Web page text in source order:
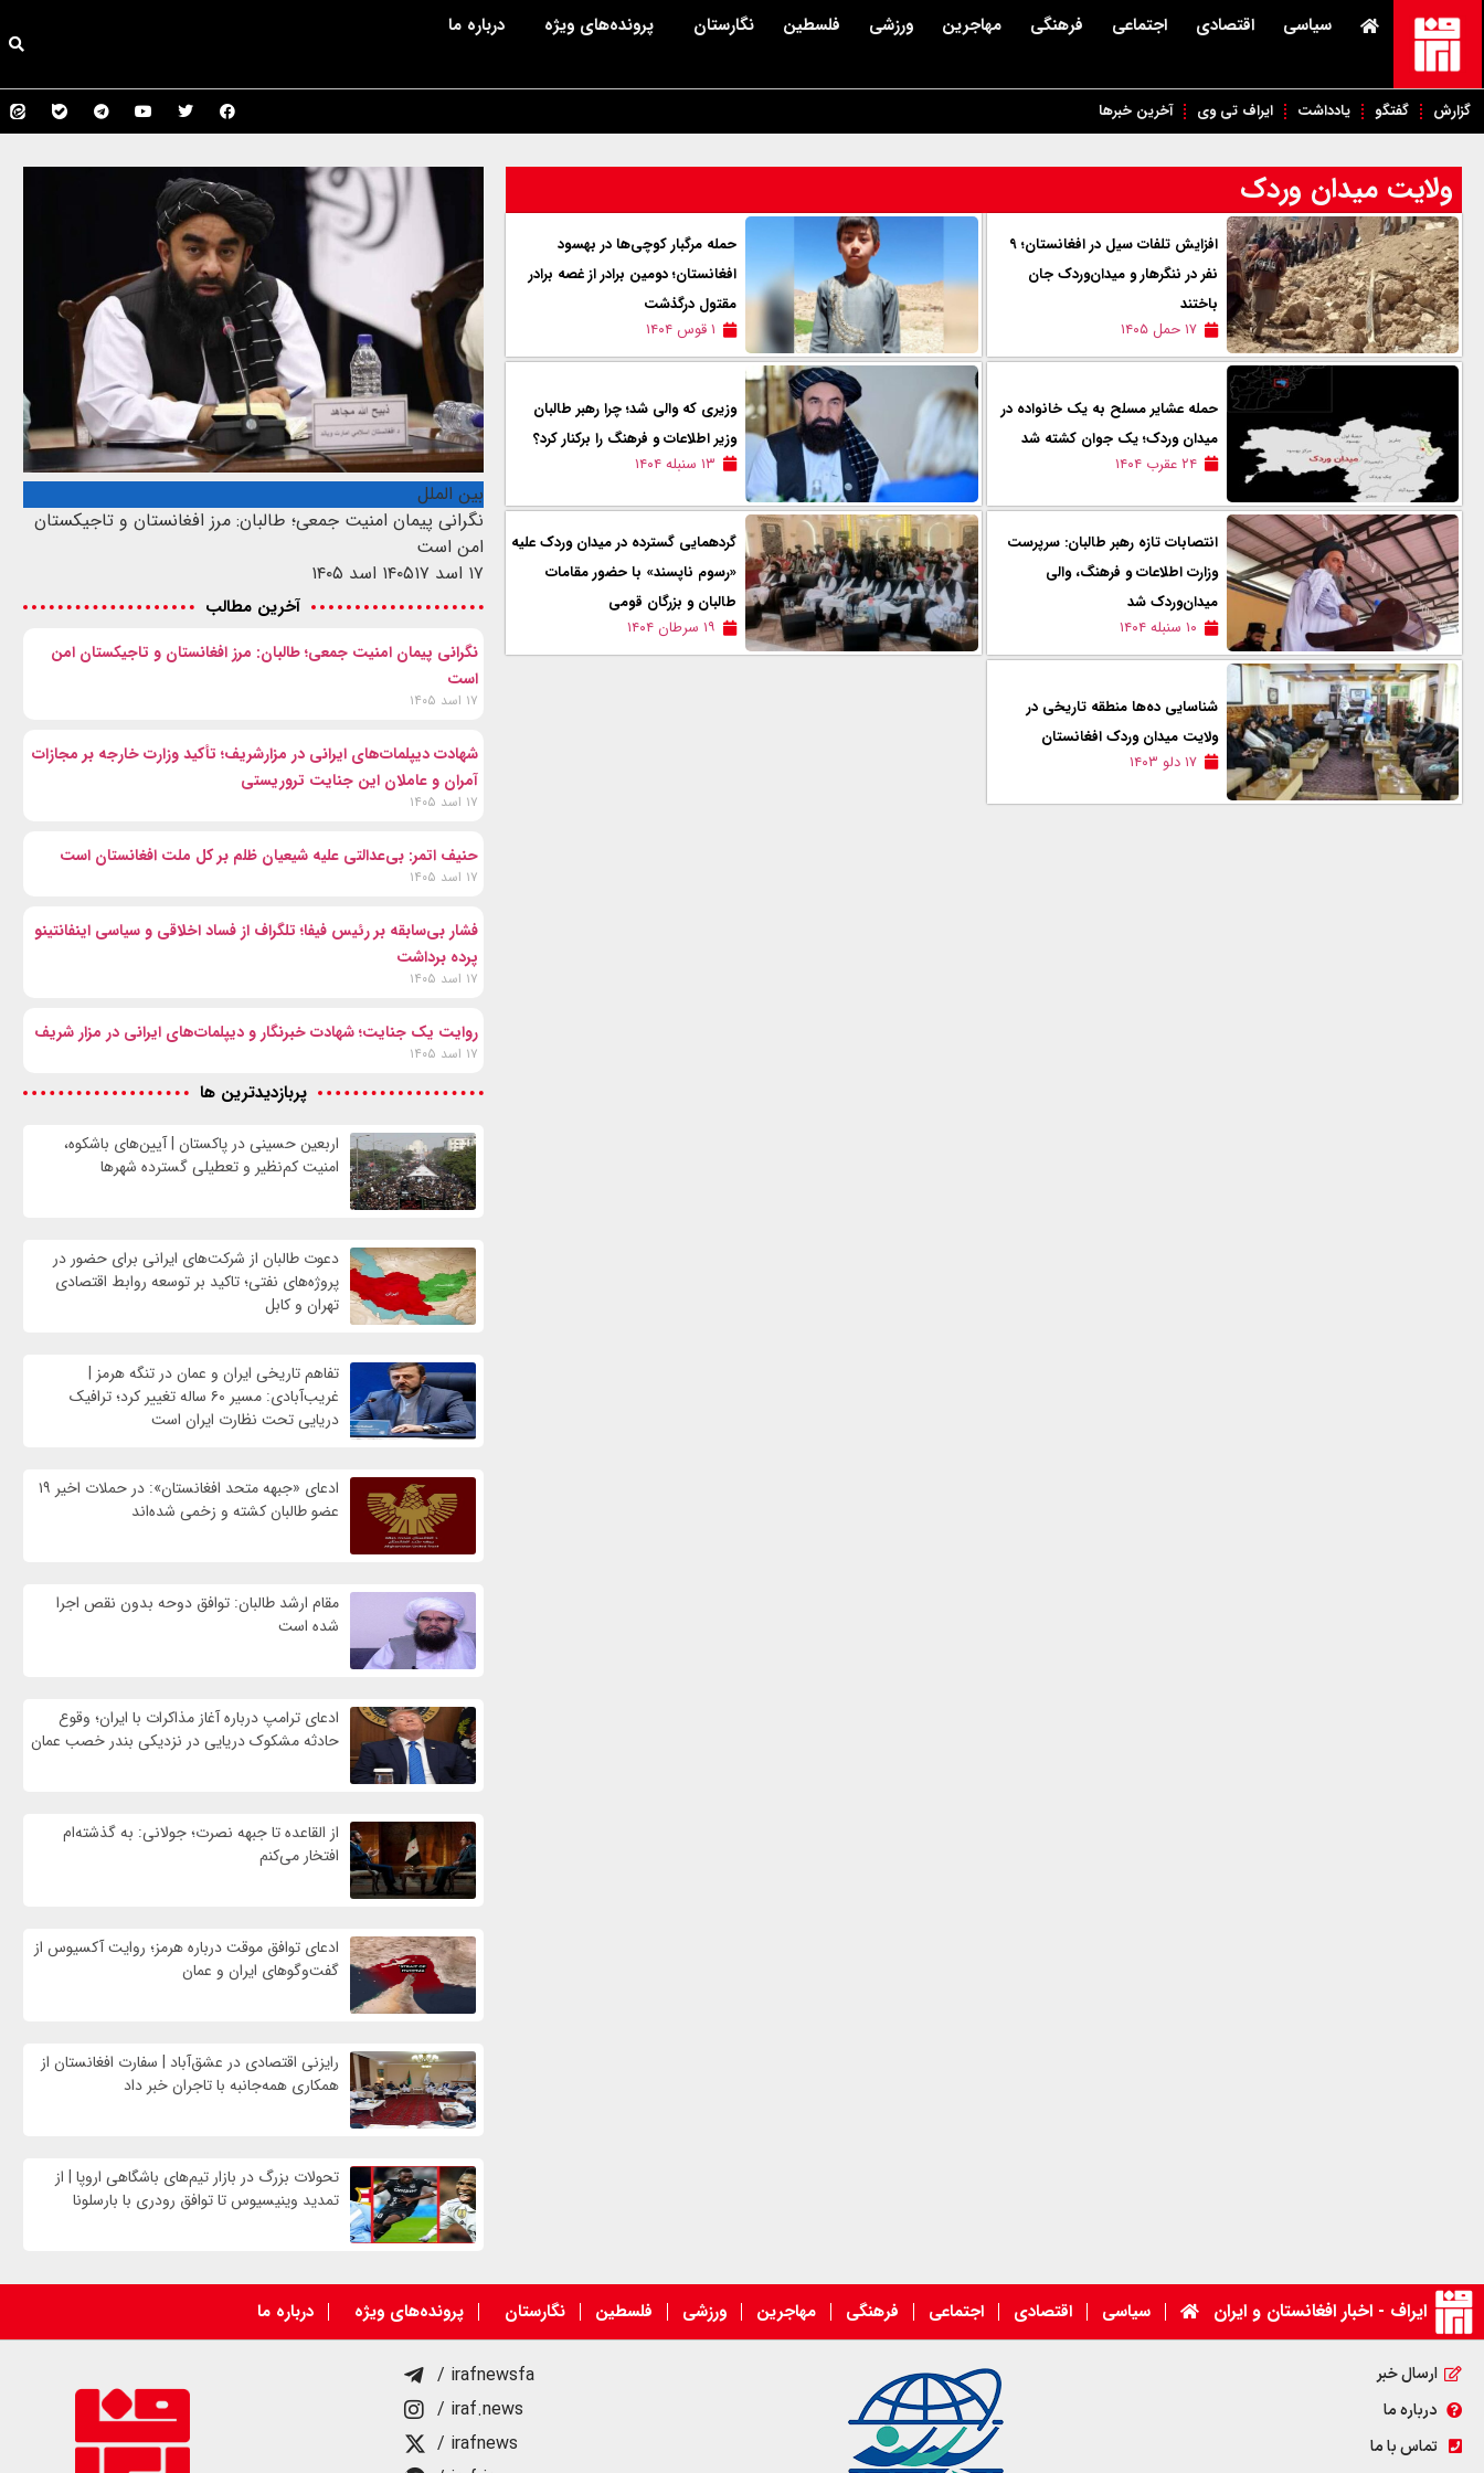
سیاسی اقتصادی اجتماعی فرهنگی مهاجرین ورزشی فلسطین نگارستان پرونده‌های ویژه درباره ما
گزارش گفتگو یادداشت ایراف تی وی آخرین خبرها
ولایت میدان وردک
افزایش تلفات سیل در افغانستان؛ ۹
نفر در ننگرهار و میدان‌وردک جان
باختند
۱۷ حمل ۱۴۰۵
حمله مرگبار کوچی‌ها در بهسود
افغانستان؛ دومين برادر از غصه برادر
مقتول درگذشت
۱ قوس ۱۴۰۴
حمله عشاير مسلح به یک خانواده در
میدان وردک؛ یک جوان کشته شد
۲۴ عقرب ۱۴۰۴
وزیری که والی شد؛ چرا رهبر طالبان
وزیر اطلاعات و فرهنگ را برکنار کرد؟
۱۳ سنبله ۱۴۰۴
انتصابات تازه رهبر طالبان: سرپرست
وزارت اطلاعات و فرهنگ، والی
میدان‌وردک شد
۱۰ سنبله ۱۴۰۴
گردهمایی گسترده در میدان وردک علیه
«رسوم ناپسند» با حضور مقامات
طالبان و بزرگان قومی
۱۹ سرطان ۱۴۰۴
شناسایی ده‌ها منطقه تاریخی در
ولایت میدان وردک افغانستان
۱۷ دلو ۱۴۰۳
بین الملل
نگرانی پیمان امنیت جمعی؛ طالبان: مرز افغانستان و تاجیکستان
امن است
۱۷ اسد ۱۴۰۵
۱۷ اسد ۱۴۰۵
آخرین مطالب
نگرانی پیمان امنیت جمعی؛ طالبان: مرز افغانستان و تاجیکستان امن
است
۱۷ اسد ۱۴۰۵
شهادت‌ دیپلمات‌های ایرانی در مزارشریف؛ تأکید وزارت خارجه بر مجازات
آمران و عاملان این جنایت تروریستی
۱۷ اسد ۱۴۰۵
حنیف اتمر: بی‌عدالتی علیه شیعیان ظلم بر کل ملت افغانستان است
۱۷ اسد ۱۴۰۵
فشار بی‌سابقه بر رئیس فیفا؛ تلگراف از فساد اخلاقی و سیاسی اینفانتینو
پرده برداشت
۱۷ اسد ۱۴۰۵
روایت یک جنایت؛ شهادت خبرنگار و دیپلمات‌های ایرانی در مزار شریف
۱۷ اسد ۱۴۰۵
پربازدیدترین ها
اربعین حسینی در پاکستان | آیین‌های باشکوه،
امنیت کم‌نظیر و تعطیلی گسترده شهرها
دعوت طالبان از شرکت‌های ایرانی برای حضور در
پروژه‌های نفتی؛ تاکید بر توسعه روابط اقتصادی
تهران و کابل
تفاهم تاریخی ایران و عمان در تنگه هرمز |
غریب‌آبادی: مسیر ۶۰ ساله تغییر کرد؛ ترافیک
دریایی تحت نظارت ایران است
ادعای «جبهه متحد افغانستان»: در حملات اخیر ۱۹
عضو طالبان کشته و زخمی شده‌اند
مقام ارشد طالبان: توافق دوحه بدون نقص اجرا
شده است
ادعای ترامپ درباره آغاز مذاکرات با ایران؛ وقوع
حادثه مشکوک دریایی در نزدیکی بندر خصب عمان
از القاعده تا جبهه نصرت؛ جولانی: به گذشته‌ام
افتخار می‌کنم
ادعای توافق موقت درباره هرمز؛ روایت آکسیوس از
گفت‌وگوهای ایران و عمان
رایزنی اقتصادی در عشق‌آباد | سفارت افغانستان از
همکاری همه‌جانبه با تاجران خبر داد
تحولات بزرگ در بازار تیم‌های باشگاهی اروپا | از
تمدید وینیسیوس تا توافق رودری با بارسلونا
ایراف - اخبار افغانستان و ایران سیاسی اقتصادی اجتماعی فرهنگی مهاجرین ورزشی فلسطین نگارستان پرونده‌های ویژه درباره ما
ارسال خبر
درباره ما
تماس با ما
/ irafnewsfa
/ iraf.news
/ irafnews